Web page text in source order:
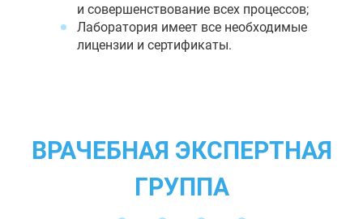
и совершенствование всех процессов;
Лаборатория имеет все необходимые
лицензии и сертификаты.
ВРАЧЕБНАЯ ЭКСПЕРТНАЯ
ГРУППА